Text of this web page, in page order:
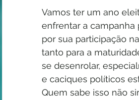
Vamos ter um ano
enfrentar a campanha
por sua participação
tanto para a
se desenrolar,
e caciques políticos
Quem sabe isso não